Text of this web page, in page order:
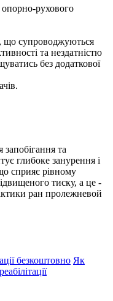
рухового
що супроводжуються
та нездатністю
без додаткової
та
глибоке занурення і
сприяє рівному
тиску, а це -
ран пролежневой
безкоштовно Як